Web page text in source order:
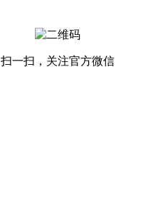
扫一扫，关注官方微信